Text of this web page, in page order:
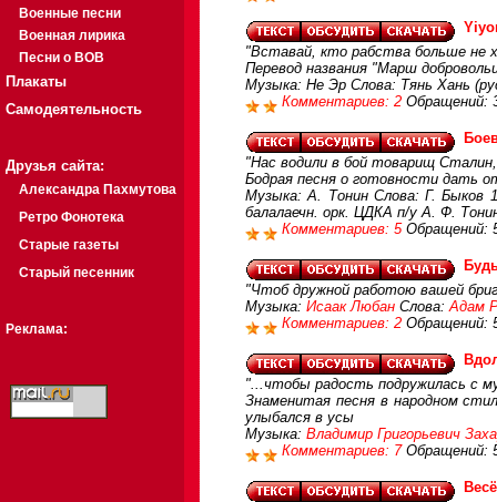
Военные песни
Военная лирика
Песни о ВОВ
Плакаты
Самодеятельность
Друзья сайта:
Александра Пахмутова
Ретро Фонотека
Старые газеты
Старый песенник
Реклама:
"Вставай, кто рабства больше не
Перевод названия "Марш
Музыка: Не Эр Слова: Тянь Хань
Комментариев: 2 Обращений:
"Нас водили в бой товарищ
Бодрая песня о готовности дать
Музыка: А. Тонин Слова: Г. Быков
балалаечн. орк. ЦДКА п/у А. Ф.
Комментариев: 5 Обращений:
"Чтоб дружной работою вашей
Музыка: Исаак Любан Слова:Адам
Комментариев: 2 Обращений:
"...чтобы радость подружилась с
Знаменитая песня в народном
улыбался в усы
Музыка: Владимир Григорьевич
Комментариев: 7 Обращений: